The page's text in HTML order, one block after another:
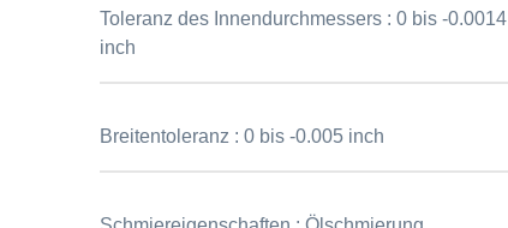
Toleranz des Innendurchmessers :0 bis -0.0014
inch
Breitentoleranz :0 bis -0.005 inch